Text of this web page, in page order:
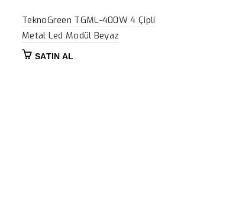
TeknoGreen TGML-400W 4 Çipli
Metal Led Modül Beyaz
SATIN AL